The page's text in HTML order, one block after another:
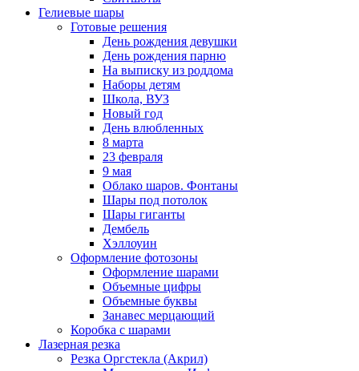
Гелиевые шары
Готовые решения
День рождения девушки
День рождения парню
На выписку из роддома
Наборы детям
Школа, ВУЗ
Новый год
День влюбленных
8 марта
23 февраля
9 мая
Облако шаров. Фонтаны
Шары под потолок
Шары гиганты
Дембель
Хэллоуин
Оформление фотозоны
Оформление шарами
Объемные цифры
Объемные буквы
Занавес мерцающий
Коробка с шарами
Лазерная резка
Резка Оргстекла (Акрил)